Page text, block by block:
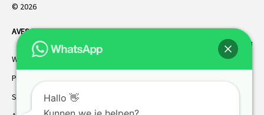
© 2026
AVES HORREN. Alle rechten voorbehouden.
Webdesign Vanoo Media
Privacybeleid
Sitemap
Hallo 👋